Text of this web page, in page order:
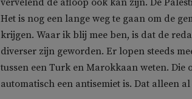
Het is nog een lange weg te gaan om de
krijgen. Waar ik blij mee ben, is dat de
diverser zijn geworden. Er lopen steeds
tussen een Turk en Marokkaan weten. Die
automatisch een antisemiet is. Dat alleen